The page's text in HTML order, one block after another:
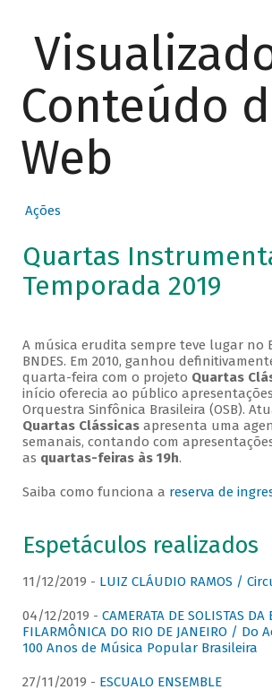
Conteúdo
Web
Ações
Quartas
Temporada 2019
A música erudita sempre teve lugar no
BNDES. Em 2010, ganhou
quarta-feira com o projeto Quartas
início oferecia ao público
Orquestra Sinfônica Brasileira (OSB).
Quartas Clássicasapresenta uma
semanais, contando com
as quartas-feiras às 19h.
Saiba como funciona a reserva de
Espetáculos realizados
11/12/2019 - LUIZ CLÁUDIO RAMOS /
04/12/2019 - CAMERATA DE SOLISTAS DA
FILARMÔNICA DO RIO DE JANEIRO / Do
100 Anos de Música Popular Brasileira
27/11/2019 - ESCUALO ENSEMBLE